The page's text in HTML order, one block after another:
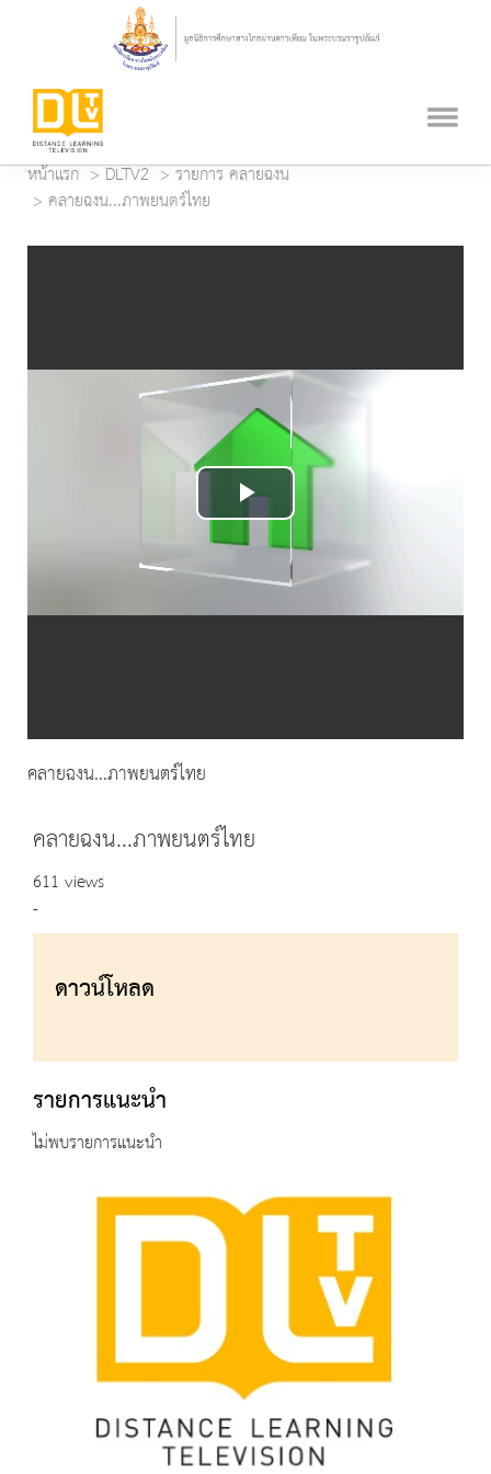
หน้าแรก DLTV2
รายการ คลายฉงน
คลายฉงน...ภาพยนตร์ไทย
Play
Video
คลายฉงน...ภาพยนตร์ไทย
คลายฉงน...ภาพยนตร์ไทย
611 views
-
ดาวน์โหลด
รายการแนะนำ
ไม่พบรายการแนะนำ